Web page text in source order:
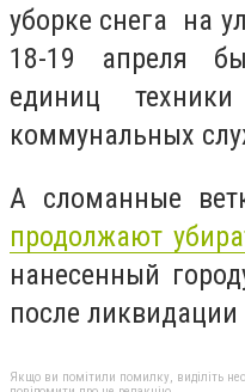
уборке снега на
18-19 апреля
единиц
коммунальных
А сломанные
продолжают
нанесенный
после
Якщо ви помітили помилку, виділіть